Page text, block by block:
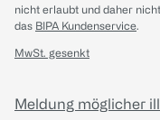
nicht erlaubt und daher
das BIPA Kundenservice.
MwSt. gesenkt
Meldung möglicher